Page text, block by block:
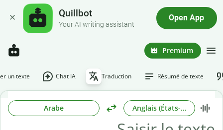
Quillbot
Your AI writing assistant
Open App
Premium
un texte Chat IA Traduction Résumé de texte
Arabe Anglais (États-Unis)